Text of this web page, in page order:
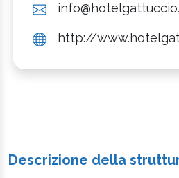
http://
Descrizione della